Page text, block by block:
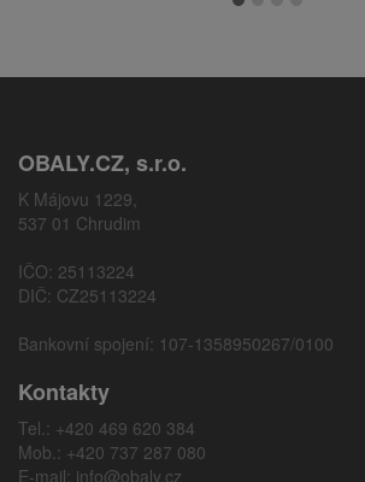
OBALY.CZ, s.r.o.
K Májovu 1229,
537 01 Chrudim
IČO: 25113224
DIČ: CZ25113224
Bankovní spojení: 107-1358950267/0100
Kontakty
Tel.: +420 469 620 384
Mob.: +420 737 287 080
E-mail: info@obaly.cz